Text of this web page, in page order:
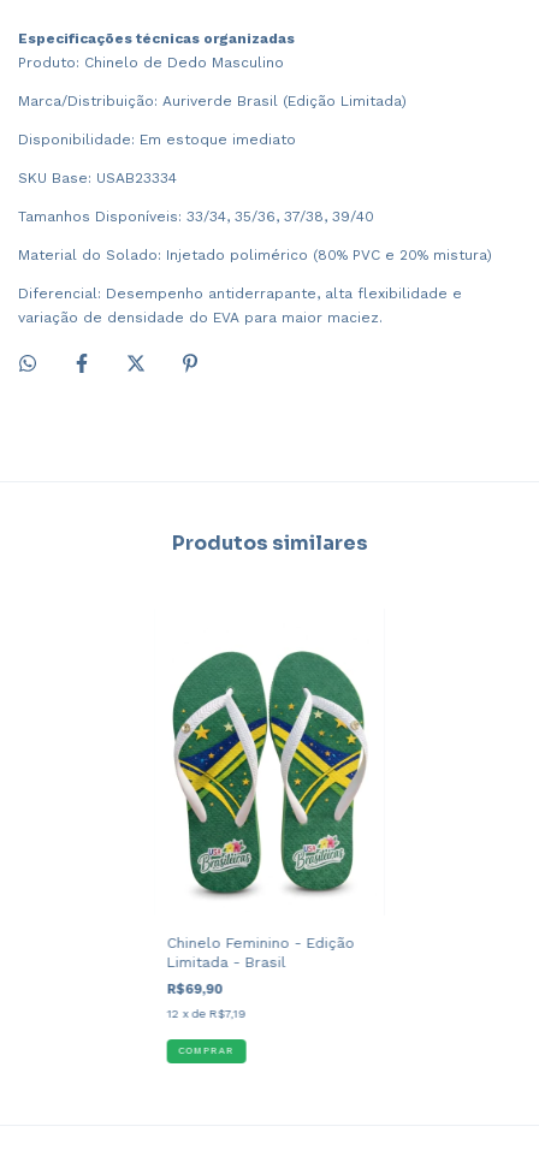
Especificações técnicas organizadas
Produto: Chinelo de Dedo Masculino
Marca/Distribuição: Auriverde Brasil (Edição Limitada)
Disponibilidade: Em estoque imediato
SKU Base: USAB23334
Tamanhos Disponíveis: 33/34, 35/36, 37/38, 39/40
Material do Solado: Injetado polimérico (80% PVC e 20% mistura)
Diferencial: Desempenho antiderrapante, alta flexibilidade e
variação de densidade do EVA para maior maciez.
Produtos similares
Chinelo Feminino - Edição
Limitada - Brasil
R$69,90
12 x de R$7,19
COMPRAR